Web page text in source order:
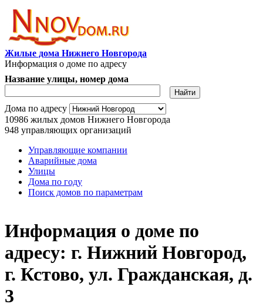
Перейти к основному содержанию
Жилые дома Нижнего Новгорода
Информация о доме по адресу
Адрес дома
Название улицы, номер дома
Дома по адресу
10986 жилых домов Нижнего Новгорода
948 управляющих организаций
Главное меню
Управляющие компании
Аварийные дома
Улицы
Дома по году
Поиск домов по параметрам
Информация о доме по
адресу: г. Нижний Новгород,
г. Кстово, ул. Гражданская, д.
3